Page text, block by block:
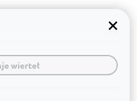
wierteł